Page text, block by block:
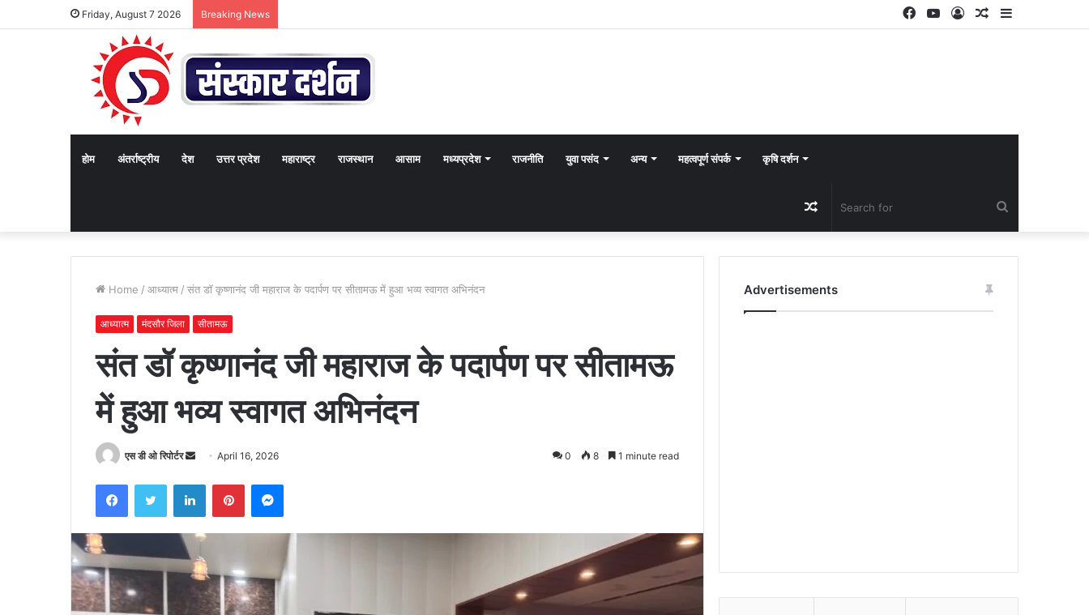
Friday, August 7 2026 Breaking News Sidebar
Random
Log
YouTube
Facebook
होम अंतर्राष्ट्रीय देश उत्तर प्रदेश महाराष्ट्र राजस्थान आसाम मध्यप्रदेश राजनीति युवा पसंद अन्य महत्वपूर्ण संपर्क कृषि दर्शन
for
Random
Article
Home / आध्यात्म / संत डॉ कृष्णानंद जी महाराज के पदार्पण पर सीतामऊ में हुआ भव्य स्वागत अभिनंदन
आध्यात्म मंदसौर जिला सीतामऊ
संत डॉ कृष्णानंद जी महाराज के पदार्पण पर सीतामऊ
में हुआ भव्य स्वागत अभिनंदन
एस डी ओ रिपोर्टर
SendApril 16, 2026 0 8 1 minute read
FacebookTwitter LinkedInPinterestMessenger
Advertisements